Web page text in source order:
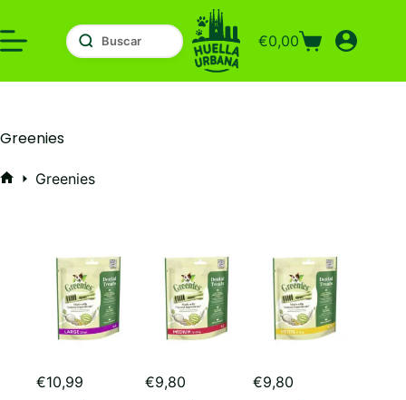
al
contenido
Carro
compra
€0,00
Greenies
Greenies
€10,99 €9,80 €9,80